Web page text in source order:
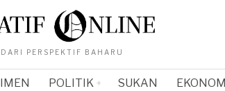
PERSPEKTIF BAHARU
POLITIK SUKAN EKONOMI